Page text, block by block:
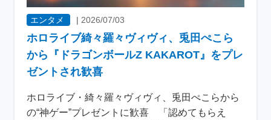
エンタメ |2026/07/03
ホロライブ綺々羅々ヴィヴィ、兎田ぺこら
から『ドラゴンボールZ KAKAROT』をプレ
ゼントされ歓喜
ホロライブ・綺々羅々ヴィヴィ、兎田ぺこらから
の“神ゲー”プレゼントに歓喜 「認めてもらえ